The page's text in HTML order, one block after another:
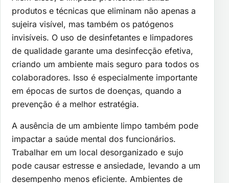
produtos e técnicas que eliminam não apenas a
sujeira visível, mas também os patógenos
invisíveis. O uso de desinfetantes e limpadores
de qualidade garante uma desinfecção efetiva,
criando um ambiente mais seguro para todos os
colaboradores. Isso é especialmente importante
em épocas de surtos de doenças, quando a
prevenção é a melhor estratégia.
A ausência de um ambiente limpo também pode
impactar a saúde mental dos funcionários.
Trabalhar em um local desorganizado e sujo
pode causar estresse e ansiedade, levando a um
desempenho menos eficiente. Ambientes de